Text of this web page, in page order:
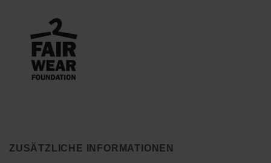
ZUSÄTZLICHE INFORMATIONEN